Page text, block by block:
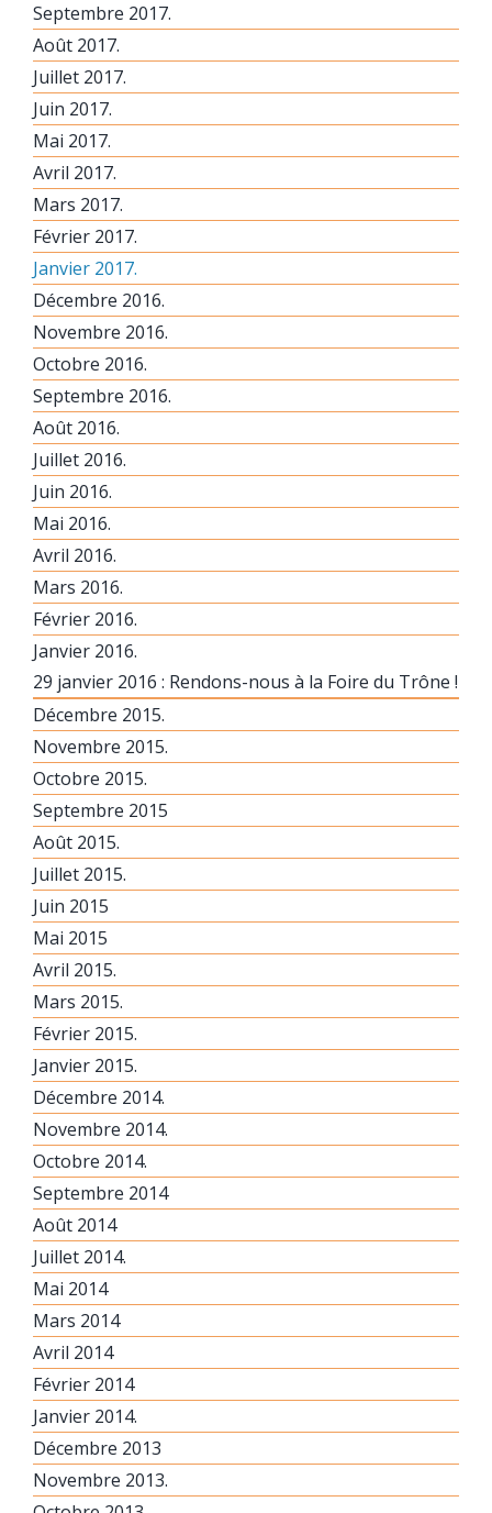
Septembre 2017.
Août 2017.
Juillet 2017.
Juin 2017.
Mai 2017.
Avril 2017.
Mars 2017.
Février 2017.
Janvier 2017.
Décembre 2016.
Novembre 2016.
Octobre 2016.
Septembre 2016.
Août 2016.
Juillet 2016.
Juin 2016.
Mai 2016.
Avril 2016.
Mars 2016.
Février 2016.
Janvier 2016.
29 janvier 2016 : Rendons-nous à la Foire du Trône !
Décembre 2015.
Novembre 2015.
Octobre 2015.
Septembre 2015
Août 2015.
Juillet 2015.
Juin 2015
Mai 2015
Avril 2015.
Mars 2015.
Février 2015.
Janvier 2015.
Décembre 2014.
Novembre 2014.
Octobre 2014.
Septembre 2014
Août 2014
Juillet 2014.
Mai 2014
Mars 2014
Avril 2014
Février 2014
Janvier 2014.
Décembre 2013
Novembre 2013.